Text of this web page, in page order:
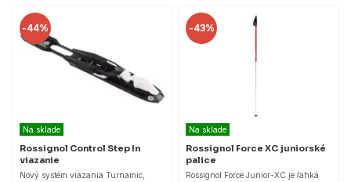
-44%
Na sklade
Rossignol Control Step In
viazanie
Nový systém viazania Turnamic,
-43%
Na sklade
Rossignol Force XC juniorské
palice
Rossignol Force Junior-XC je ľahká